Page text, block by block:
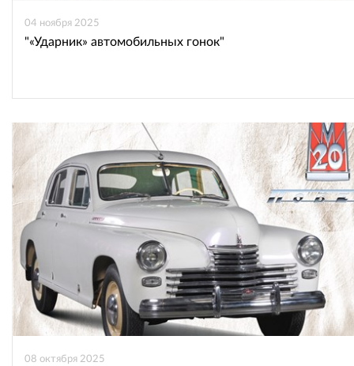
04 ноября 2025
"«Ударник» автомобильных гонок"
08 октября 2025